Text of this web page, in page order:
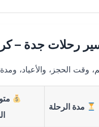
رحلات جدة –
الحجز، والأعياد، ومدة
مدة الرحلة